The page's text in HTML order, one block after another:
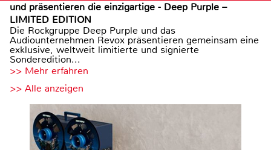
und präsentieren die einzigartige - Deep Purple –
LIMITED EDITION
Die Rockgruppe Deep Purple und das
Audiounternehmen Revox präsentieren gemeinsam eine
exklusive, weltweit limitierte und signierte
Sonderedition...
>> Mehr erfahren
>> Alle anzeigen